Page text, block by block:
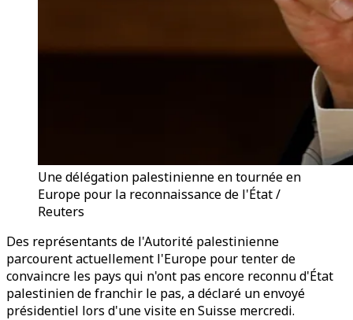
Une délégation palestinienne en tournée en
Europe pour la reconnaissance de l'État /
Reuters
Des représentants de l'Autorité palestinienne
parcourent actuellement l'Europe pour tenter de
convaincre les pays qui n'ont pas encore reconnu d'État
palestinien de franchir le pas, a déclaré un envoyé
présidentiel lors d'une visite en Suisse mercredi.